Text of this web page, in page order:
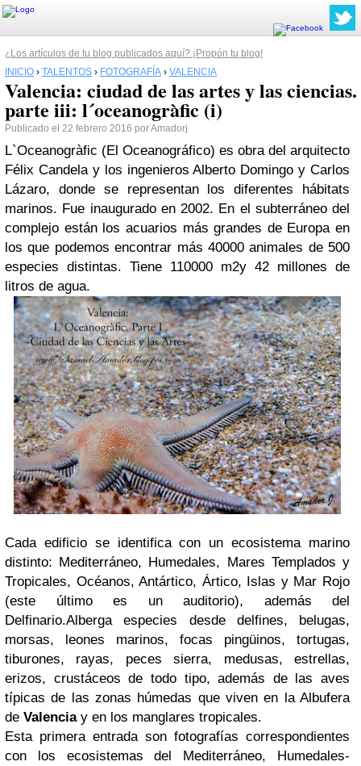
¿Los artículos de tu blog publicados aquí? ¡Propón tu blog!
INICIO › TALENTOS › FOTOGRAFÍA › VALENCIA
Valencia: ciudad de las artes y las ciencias.
parte iii: l´oceanogràfic (i)
Publicado el 22 febrero 2016 por Amadorj
L`Oceanogràfic (El Oceanográfico) es obra del arquitecto
Félix Candela y los ingenieros Alberto Domingo y Carlos
Lázaro, donde se representan los diferentes hábitats
marinos. Fue inaugurado en 2002. En el subterráneo del
complejo están los acuarios más grandes de Europa en
los que podemos encontrar más 40000 animales de 500
especies distintas. Tiene 110000 m2y 42 millones de
litros de agua.
Cada edificio se identifica con un ecosistema marino
distinto: Mediterráneo, Humedales, Mares Templados y
Tropicales, Océanos, Antártico, Ártico, Islas y Mar Rojo
(este último es un auditorio), además del
Delfinario.Alberga especies desde delfines, belugas,
morsas, leones marinos, focas pingüinos, tortugas,
tiburones, rayas, peces sierra, medusas, estrellas,
erizos, crustáceos de todo tipo, además de las aves
típicas de las zonas húmedas que viven en la Albufera
de Valenciay en los manglares tropicales.
Esta primera entrada son fotografías correspondientes
con los ecosistemas del Mediterráneo, Humedales-